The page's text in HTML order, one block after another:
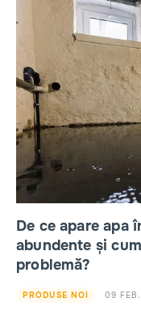
De ce apare apa
abundente și
problemă?
PRODUSE NOI 09